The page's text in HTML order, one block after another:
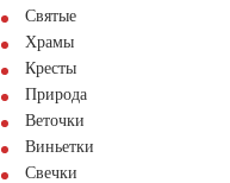
Святые
Храмы
Кресты
Природа
Веточки
Виньетки
Свечки